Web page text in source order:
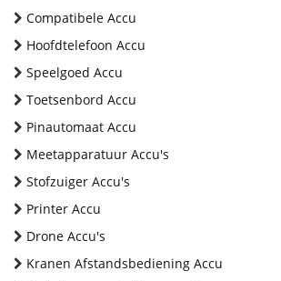
Compatibele Accu
Hoofdtelefoon Accu
Speelgoed Accu
Toetsenbord Accu
Pinautomaat Accu
Meetapparatuur Accu's
Stofzuiger Accu's
Printer Accu
Drone Accu's
Kranen Afstandsbediening Accu